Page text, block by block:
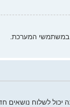
במשתמשי המערכת.
לשלוח נושאים